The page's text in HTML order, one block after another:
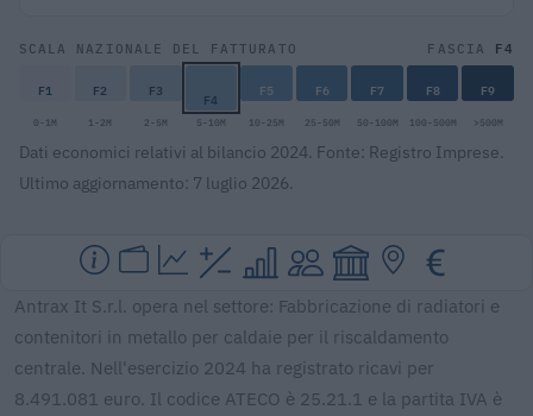
SCALA NAZIONALE DEL FATTURATO FASCIA F4
F1 F2 F3 F4 F5 F6 F7 F8 F9
0-1M 1-2M 2-5M 5-10M 10-25M 25-50M 50-100M 100-500M >500M
Dati economici relativi al bilancio 2024. Fonte: Registro Imprese.
Ultimo aggiornamento: 7 luglio 2026.
Antrax It S.r.l. opera nel settore: Fabbricazione di radiatori e
contenitori in metallo per caldaie per il riscaldamento
centrale. Nell'esercizio 2024 ha registrato ricavi per
8.491.081 euro. Il codice ATECO è 25.21.1 e la partita IVA è